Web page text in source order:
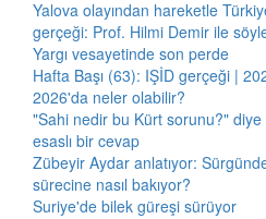
Yalova olayından hareketle
gerçeği: Prof. Hilmi Demir ile
Yargı vesayetinde son perde
Hafta Başı (63): IŞİD gerçeği |
2026'da neler olabilir?
"Sahi nedir bu Kürt sorunu?"
esaslı bir cevap
Zübeyir Aydar anlatıyor:
sürecine nasıl bakıyor?
Suriye'de bilek güreşi sürüyor